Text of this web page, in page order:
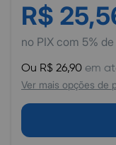
R$
no PIX com 5%
Ou R$ 26,90 em
Ver mais opções de